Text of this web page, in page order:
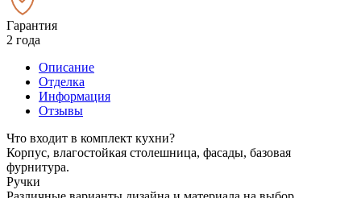
Гарантия
2 года
Описание
Отделка
Информация
Отзывы
Что входит в комплект кухни?
Корпус, влагостойкая столешница, фасады, базовая
фурнитура.
Ручки